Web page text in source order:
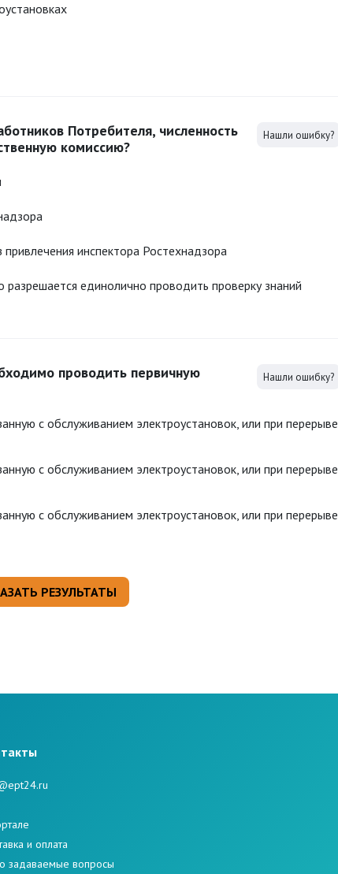
Потребителя, численность
комиссию?
Нашли ошибку?
инспектора Ростехнадзора
разрешается единолично проводить проверку знаний
проводить первичную
Нашли ошибку?
с обслуживанием электроустановок, или при перерыве
с обслуживанием электроустановок, или при перерыве
с обслуживанием электроустановок, или при перерыве
и оплата
задаваемые вопросы